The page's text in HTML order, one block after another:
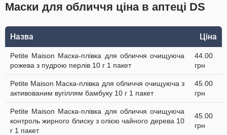
Маски для обличчя ціна в аптеці DS
Назва Ціна
Petite Maison Маска-плівка для обличчя очищуюча
рожева з пудрою перлів 10 г 1 пакет
44.00
грн
Petite Maison Маска-плівка для обличчя очищуюча з
активованим вугіллям бамбуку 10 г 1 пакет
45.00
грн
Petite Maison Маска-плівка для обличчя очищуюча
контроль жирного блиску з олією чайного дерева 10
г 1 пакет
45.00
грн